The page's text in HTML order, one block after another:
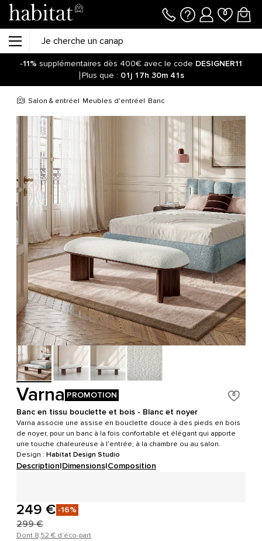
-11% supplémentaires dès 400€ avec le code DESIGNER11
Plus que : 01j 17h 30m 41s
Salon & entrée Meubles d'entrée Banc
Varna PROMOTION
Banc en tissu bouclette et bois - Blanc et noyer
Varna associe une assise en bouclette douce à des pieds en bois
de noyer, pour un banc à la fois confortable et élégant qui apporte
une touche chaleureuse à l’entrée, à la chambre ou au salon.
Design : Habitat Design Studio
Description|Dimensions|Composition
249 € -16%
299 €
Dont 8,52 € d'éco-part